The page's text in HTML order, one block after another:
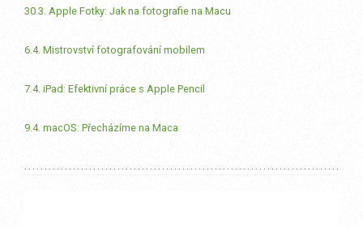
30.3. Apple Fotky: Jak na fotografie na Macu
6.4. Mistrovství fotografování mobilem
7.4. iPad: Efektivní práce s Apple Pencil
9.4. macOS: Přecházíme na Maca